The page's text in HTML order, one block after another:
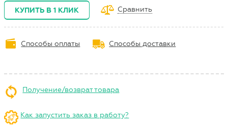
КУПИТЬ В 1 КЛИК Сравнить
Способы оплаты Способы доставки
Получение/возврат товара
Как запустить заказ в работу?